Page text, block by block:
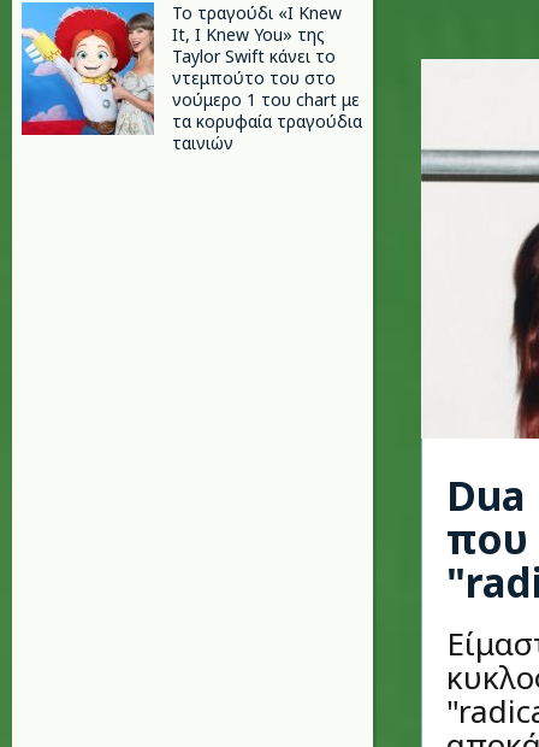
Το τραγούδι «I Knew
It, I Knew You» της
Taylor Swift κάνει το
ντεμπούτο του στο
νούμερο 1 του chart με
τα κορυφαία τραγούδια
ταινιών
που